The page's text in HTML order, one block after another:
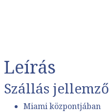
Leírás
Szállás
Miami központjában